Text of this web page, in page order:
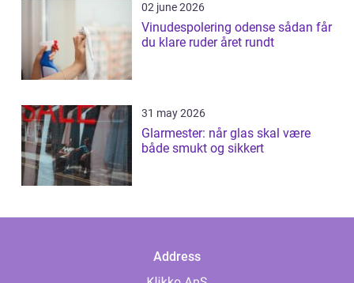
02 june 2026
Vinudespolering odense sådan får
du klare ruder året rundt
31 may 2026
Glarmester: når glas skal være
både smukt og sikkert
Address